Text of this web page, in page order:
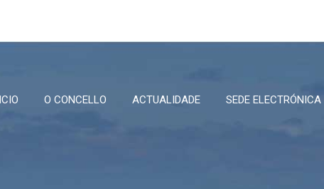
O CONCELLO ACTUALIDADE SEDE ELECTRÓNICA